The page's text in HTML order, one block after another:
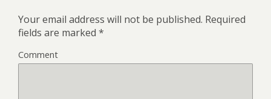
Your email address will not be published. Required
fields are marked *
Comment